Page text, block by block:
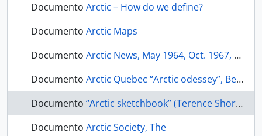
Documento Arctic – How do we define?
Documento Arctic Maps
Documento Arctic News, May 1964, Oct. 1967, May 1968, 1970, July 1997
Documento Arctic Quebec “Arctic odessey”, Beaver, March 1945
Documento “Arctic sketchbook” (Terence Shortt, 1938), Beaver, 1982, p. 4-13
Documento Arctic Society, The